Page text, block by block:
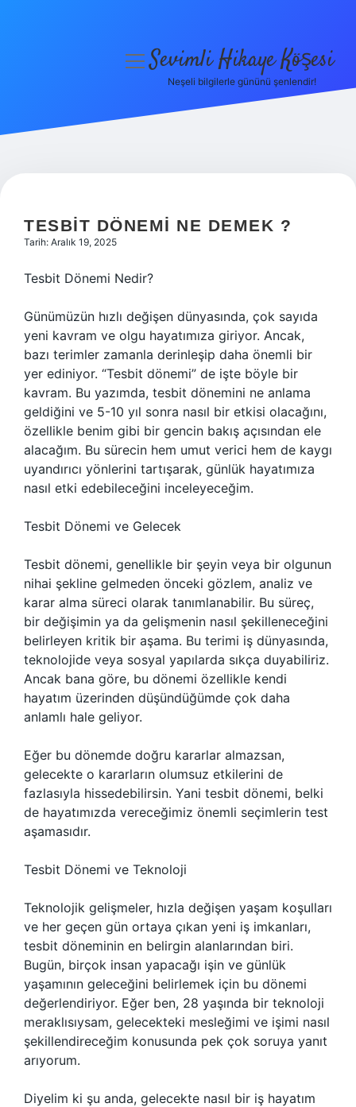
Hakkımızda
menüyüSevimli Hikaye Köşesi
Neşeli bilgilerle gününü şenlendir!
TESBIT DÖNEMI NE DEMEK ?
Tarih: Aralık 19, 2025
Tesbit Dönemi Nedir?
Günümüzün hızlı değişen dünyasında, çok sayıda
yeni kavram ve olgu hayatımıza giriyor. Ancak,
bazı terimler zamanla derinleşip daha önemli bir
yer ediniyor. “Tesbit dönemi” de işte böyle bir
kavram. Bu yazımda, tesbit dönemini ne anlama
geldiğini ve 5-10 yıl sonra nasıl bir etkisi olacağını,
özellikle benim gibi bir gencin bakış açısından ele
alacağım. Bu sürecin hem umut verici hem de kaygı
uyandırıcı yönlerini tartışarak, günlük hayatımıza
nasıl etki edebileceğini inceleyeceğim.
Tesbit Dönemi ve Gelecek
Tesbit dönemi, genellikle bir şeyin veya bir olgunun
nihai şekline gelmeden önceki gözlem, analiz ve
karar alma süreci olarak tanımlanabilir. Bu süreç,
bir değişimin ya da gelişmenin nasıl şekilleneceğini
belirleyen kritik bir aşama. Bu terimi iş dünyasında,
teknolojide veya sosyal yapılarda sıkça duyabiliriz.
Ancak bana göre, bu dönemi özellikle kendi
hayatım üzerinden düşündüğümde çok daha
anlamlı hale geliyor.
Eğer bu dönemde doğru kararlar almazsan,
gelecekte o kararların olumsuz etkilerini de
fazlasıyla hissedebilirsin. Yani tesbit dönemi, belki
de hayatımızda vereceğimiz önemli seçimlerin test
aşamasıdır.
Tesbit Dönemi ve Teknoloji
Teknolojik gelişmeler, hızla değişen yaşam koşulları
ve her geçen gün ortaya çıkan yeni iş imkanları,
tesbit döneminin en belirgin alanlarından biri.
Bugün, birçok insan yapacağı işin ve günlük
yaşamının geleceğini belirlemek için bu dönemi
değerlendiriyor. Eğer ben, 28 yaşında bir teknoloji
meraklısıysam, gelecekteki mesleğimi ve işimi nasıl
şekillendireceğim konusunda pek çok soruya yanıt
arıyorum.
Diyelim ki şu anda, gelecekte nasıl bir iş hayatım